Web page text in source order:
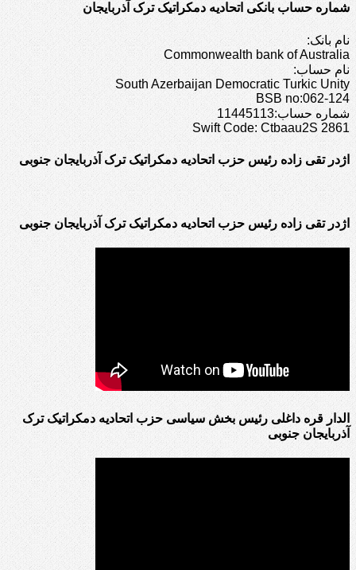
شماره حساب بانکی اتحادیه دمکراتیک ترک آذربایجان
نام بانک:
Commonwealth bank of Australia
نام حساب:
South Azerbaijan Democratic Turkic Unity
BSB no:062-124
شماره حساب:11445113
Swift Code: Ctbaau2S 2861
اژدر تقی زاده رئیس حزب اتحادیه دمکراتیک ترک آذربایجان جنوبی
اژدر تقی زاده رئیس حزب اتحادیه دمکراتیک ترک آذربایجان جنوبی
الدار قره داغلی رئیس بخش سیاسی حزب اتحادیه دمکراتیک ترک
آذربایجان جنوبی